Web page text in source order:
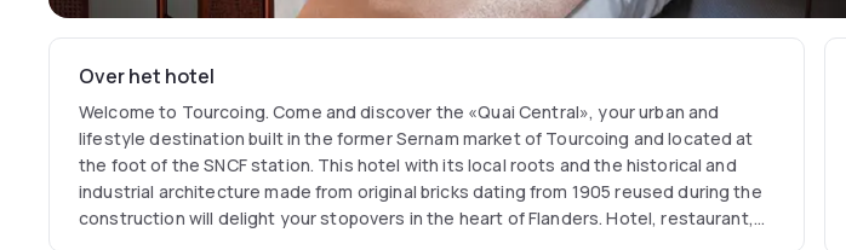
Over het hotel
Welcome to Tourcoing. Come and discover the «Quai Central», your urban and
lifestyle destination built in the former Sernam market of Tourcoing and located at
the foot of the SNCF station. This hotel with its local roots and the historical and
industrial architecture made from original bricks dating from 1905 reused during the
construction will delight your stopovers in the heart of Flanders. Hotel, restaurant,